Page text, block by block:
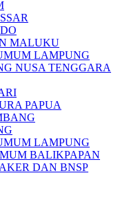
MALUKU
LAMPUNG
NUSA TENGGARA
PAPUA
LAMPUNG
BALIKPAPAN
DAN BNSP